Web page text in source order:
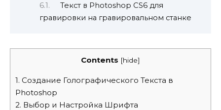
Текст в Photoshop CS6 для
гравировки на гравировальном станке
Contents [hide]
1. Создание Голографического Текста в
Photoshop
2. Выбор и Настройка Шрифта